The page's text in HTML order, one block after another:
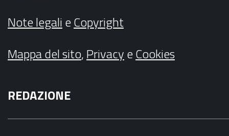
Note legalieCopyright
Mappa del sito,PrivacyeCookies
REDAZIONE